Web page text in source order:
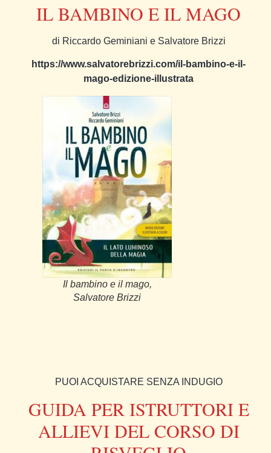
IL BAMBINO E IL MAGO
di Riccardo Geminiani e Salvatore Brizzi
https://www.salvatorebrizzi.com/il-bambino-e-il-
mago-edizione-illustrata
Il bambino e il mago,
Salvatore Brizzi
PUOI ACQUISTARE SENZA INDUGIO
GUIDA PER ISTRUTTORI E
ALLIEVI DEL CORSO DI